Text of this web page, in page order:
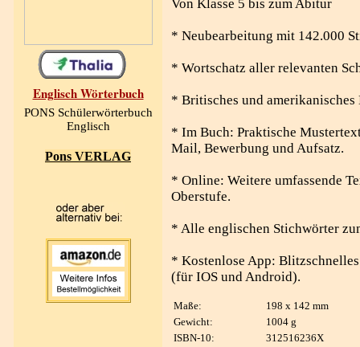
Englisch Wörterbuch
PONS Schülerwörterbuch
Englisch
Pons VERLAG
Von Klasse 5 bis zum Abitur
* Neubearbeitung mit 142.000
* Wortschatz aller relevanten
* Britisches und amerikanisches
* Im Buch: Praktische
Mail, Bewerbung und Aufsatz.
* Online: Weitere umfassende
Oberstufe.
* Alle englischen Stichwörter
* Kostenlose App:
(für IOS und Android).
Maße:
198 x 142 mm
Gewicht:
1004 g
ISBN-10:
312516236X